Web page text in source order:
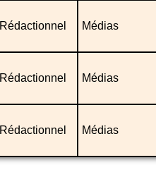
Rédactionnel Médias
Rédactionnel Médias
Rédactionnel Médias